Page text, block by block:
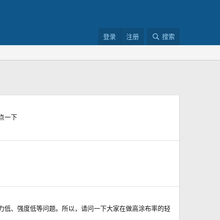
登录 注册 搜索
一下
、强度低等问题。所以，请问一下大家在做高涂布率的轻